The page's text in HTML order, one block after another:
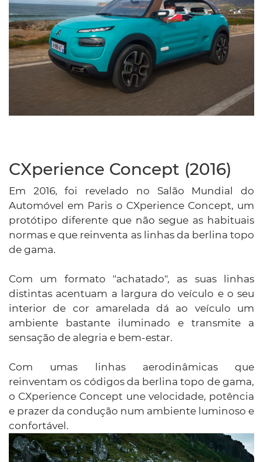
CXperience Concept (2016)
Em 2016, foi revelado no Salão Mundial do
Automóvel em Paris o CXperience Concept, um
protótipo diferente que não segue as habituais
normas e que reinventa as linhas da berlina topo
de gama.
Com um formato "achatado", as suas linhas
distintas acentuam a largura do veículo e o seu
interior de cor amarelada dá ao veículo um
ambiente bastante iluminado e transmite a
sensação de alegria e bem-estar.
Com umas linhas aerodinâmicas que
reinventam os códigos da berlina topo de gama,
o CXperience Concept une velocidade, potência
e prazer da condução num ambiente luminoso e
confortável.